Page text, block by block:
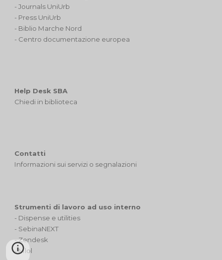
-Journals UniUrb
- Press UniUrb
- Biblio Marche Nord
- Centro documentazione europea
Help Desk SBA
Chiedi in biblioteca
Contatti
Informazioni sui servizi o segnalazioni
Strumenti di lavoro ad uso interno
- Dispense e utilities
- SebinaNEXT
-Zendesk
-Mlol